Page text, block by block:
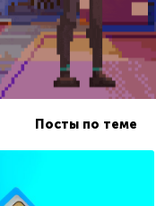
Посты по теме